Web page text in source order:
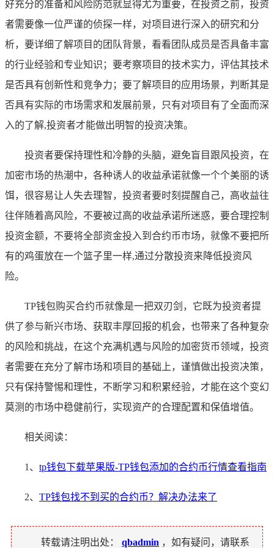
好充分的准备和风险防范就显得尤为重要，在投资之前，投资
者需要像一位严谨的侦探一样，对项目进行深入的研究和分
析，要详细了解项目的团队背景，看看团队成员是否具备丰富
的行业经验和专业知识；要考察项目的技术实力，评估其技术
是否具有创新性和竞争力；要了解项目的应用场景，判断其是
否具有实际的市场需求和发展前景，只有对项目有了全面而深
入的了解,投资者才能做出明智的投资决策。
投资者要保持理性和冷静的头脑，避免盲目跟风投资，在
加密市场的热潮中，各种诱人的收益承诺就像一个个美丽的诱
饵，很容易让人失去理智，投资者要时刻提醒自己，高收益往
往伴随着高风险，不要被过高的收益承诺所迷惑，要合理控制
投资金额，不要将全部资金投入到合约币市场，就像不要把所
有的鸡蛋放在一个篮子里一样,通过分散投资来降低投资风
险。
TP钱包购买合约币就像是一把双刃剑，它既为投资者提
供了参与新兴市场、获取丰厚回报的机会，也带来了各种复杂
的风险和挑战，在这个充满机遇与风险的加密货币领域，投资
者需要在充分了解市场和项目的基础上，谨慎做出投资决策，
只有保持警惕和理性，不断学习和积累经验，才能在这个变幻
莫测的市场中稳健前行，实现资产的合理配置和保值增值。
相关阅读：
1、 tp钱包下载苹果版-TP钱包添加的合约币行情查看指南
2、 TP钱包找不到买的合约币？解决办法来了
转载请注明出处： qbadmin ，如有疑问，请联系